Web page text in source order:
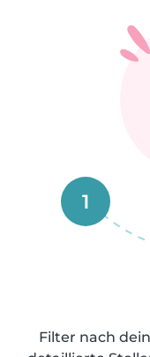
1
Filter nach